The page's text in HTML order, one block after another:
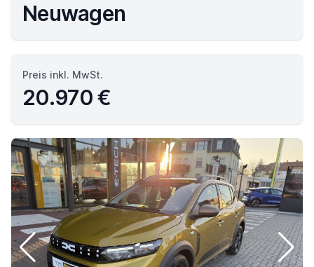
Neuwagen
Preis inkl. MwSt.
20.970 €